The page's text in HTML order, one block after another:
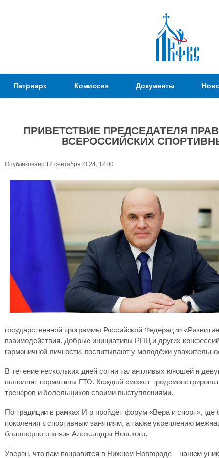
Патриаршая
Комиссия
вопросам
физической
культуры и
спорта
Патриарх Комиссия Документы
здесь
ПРИВЕТСТВИЕ ПРЕДСЕДАТЕЛЯ
ВСЕРОССИЙСКИХ
Опубликовано 12 сентября 2024, 12:00
государственной программы Российской Федерации
взаимодействия. Добрые инициативы РПЦ и других
гармоничной личности, воспитывают у молодёжи
В течение нескольких дней сотни талантливых юношей и
выполнят нормативы ГТО. Каждый сможет
тренеров и болельщиков своими выступлениями.
По традиции в рамках Игр пройдёт форум «Вера и спорт»,
поколения к спортивным занятиям, а также укреплению
благоверного князя Александра Невского.
Уверен, что вам понравится в Нижнем Новгороде – нашем